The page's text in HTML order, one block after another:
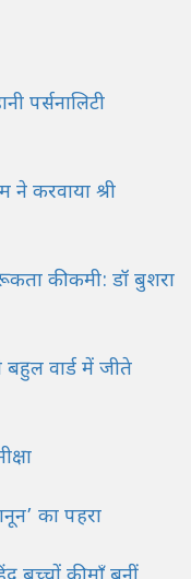
पर्सनालिटी
करवाया श्री
की कमी: डॉ बुशरा
बहुल वार्ड में जीते
का पहरा